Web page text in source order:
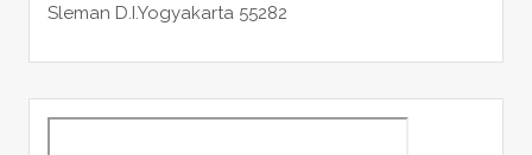
Sleman D.I.Yogyakarta 55282